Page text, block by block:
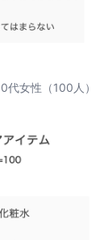
女性（100人）